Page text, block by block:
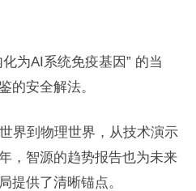
为AI系统免疫基因” 的当
的安全解法。
界到物理世界，从技术演示
，智源的趋势报告也为未来
提供了清晰锚点。